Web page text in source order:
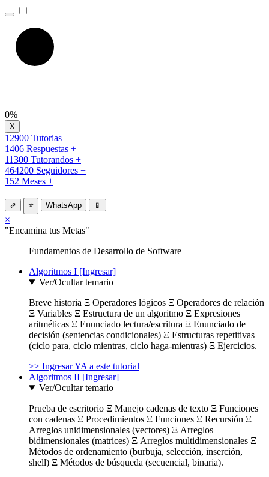
0%
12900 Tutorias +
1406 Respuestas +
11300 Tutorandos +
464200 Seguidores +
152 Meses +
⇗ ⭐ WhatsApp 📱
×
"Encamina tus Metas"
Fundamentos de Desarrollo de Software
Algoritmos I [Ingresar]
Ver/Ocultar temario
Breve historia Ξ Operadores lógicos Ξ Operadores de relación
Ξ Variables Ξ Estructura de un algoritmo Ξ Expresiones
aritméticas Ξ Enunciado lectura/escritura Ξ Enunciado de
decisión (sentencias condicionales) Ξ Estructuras repetitivas
(ciclo para, ciclo mientras, ciclo haga-mientras) Ξ Ejercicios.
>> Ingresar YA a este tutorial
Algoritmos II [Ingresar]
Ver/Ocultar temario
Prueba de escritorio Ξ Manejo cadenas de texto Ξ Funciones
con cadenas Ξ Procedimientos Ξ Funciones Ξ Recursión Ξ
Arreglos unidimensionales (vectores) Ξ Arreglos
bidimensionales (matrices) Ξ Arreglos multidimensionales Ξ
Métodos de ordenamiento (burbuja, selección, inserción,
shell) Ξ Métodos de búsqueda (secuencial, binaria).